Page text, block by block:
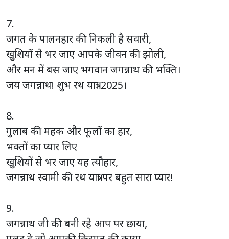
7.
जगत के पालनहार की निकली है सवारी,
खुशियों से भर जाए आपके जीवन की झोली,
और मन में बस जाए भगवान जगन्नाथ की भक्ति।
जय जगन्नाथ! शुभ रथ यात्रा 2025।
8.
गुलाब की महक और फूलों का हार,
भक्तों का प्यार लिए
खुशियों से भर जाए यह त्यौहार,
जगन्नाथ स्वामी की रथ यात्रा पर बहुत सारा प्यार!
9.
जगन्नाथ जी की बनी रहे आप पर छाया,